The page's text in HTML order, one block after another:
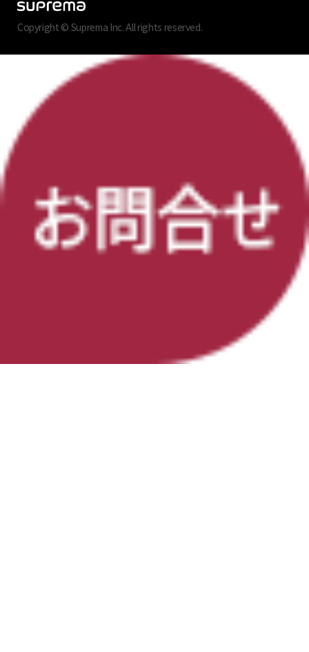
Copyright © Suprema Inc. All rights reserved.